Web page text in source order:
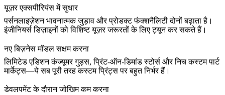
यूज़र एक्सपीरियंस में सुधार
पर्सनलाइज़ेशन भावनात्मक जुड़ाव और प्रोडक्ट फंक्शनैलिटी दोनों बढ़ाता है।
इंजीनियर्स डिज़ाइनों को विशिष्ट यूज़र जरूरतों के लिए ट्यून कर सकते हैं।
नए बिज़नेस मॉडल सक्षम करना
लिमिटेड एडिशन कंज्यूमर गुड्स, प्रिंट-ऑन-डिमांड स्टोर्स और निच कस्टम पार्ट
मार्केट्स—ये सब पूरी तरह कस्टम प्रिंट्स पर बहुत निर्भर हैं।
डेवलपमेंट के दौरान जोखिम कम करना